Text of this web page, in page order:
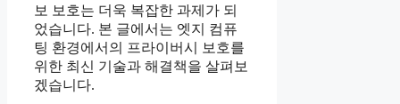
보 보호는 더욱 복잡한 과제가 되
었습니다. 본 글에서는 엣지 컴퓨
팅 환경에서의 프라이버시 보호를
위한 최신 기술과 해결책을 살펴보
겠습니다.